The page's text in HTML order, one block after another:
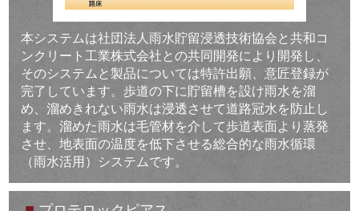
本システムは社団法人雨水貯留浸透技術協会と共和コ
ンクリート工業株式会社との共同開発により開発し、
そのシステムと製品については特許出願、意匠登録が
完了しています。歩道の下に貯留槽を設け雨水を溜
め、溜めきれない雨水は浸透させて道路冠水を防止し
ます。溜めた雨水は毛管材を介して歩道表面より蒸発
させ、地表面の温度を低下させる総合的な雨水循環
（雨水活用）システムです。